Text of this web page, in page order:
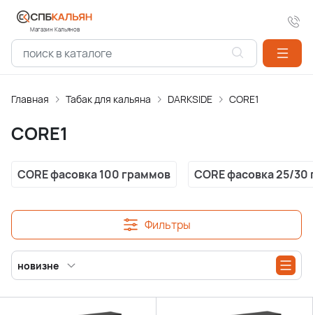
Магазин Кальянов
Главная Табак для кальяна DARKSIDE CORE1
CORE1
CORE фасовка 100 граммов CORE фасовка 25/
Фильтры
новизне